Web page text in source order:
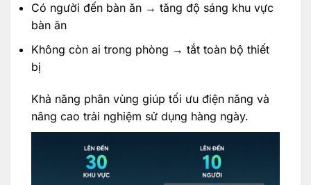
Có người đến bàn ăn → tăng độ sáng khu vực
bàn ăn
Không còn ai trong phòng → tắt toàn bộ thiết
bị
Khả năng phân vùng giúp tối ưu điện năng và
nâng cao trải nghiệm sử dụng hàng ngày.